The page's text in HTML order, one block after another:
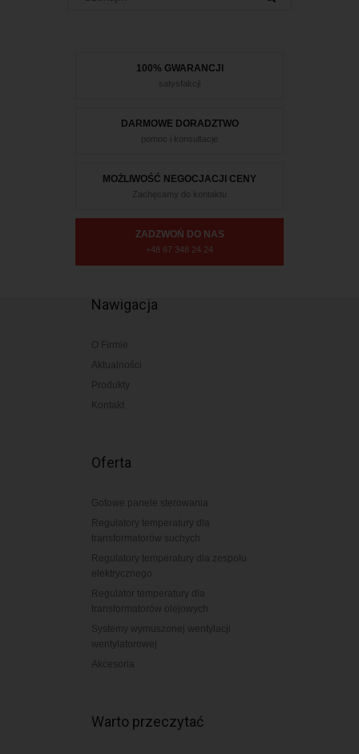
100% GWARANCJI
satysfakcji
DARMOWE DORADZTWO
pomoc i konsultacje
MOŻLIWOŚĆ NEGOCJACJI CENY
Zachęcamy do kontaktu
ZADZWOŃ DO NAS
+48 67 348 24 24
Nawigacja
O Firmie
Aktualności
Produkty
Kontakt
Oferta
Gotowe panele sterowania
Regulatory temperatury dla
transformatorów suchych
Regulatory temperatury dla zespołu
elektrycznego
Regulator temperatury dla
transformatorów olejowych
Systemy wymuszonej wentylacji
wentylatorowej
Akcesoria
Warto przeczytać